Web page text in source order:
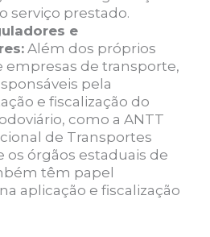
serviço prestado.
e
Além dos próprios
empresas de transporte,
pela
e fiscalização do
como a ANTT
de Transportes
os órgãos estaduais de
têm papel
aplicação e fiscalização